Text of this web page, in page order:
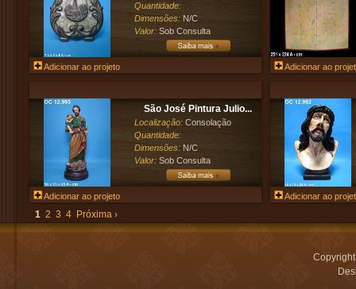
Quantidade:
Dimensões: N/C
Valor: Sob Consulta
Adicionar ao projeto Adicionar ao
São José Pintura Julio...
Localização: Consolação
Quantidade:
Dimensões: N/C
Valor: Sob Consulta
Adicionar ao projeto Adicionar ao
1 2 3 4 Próxima ›